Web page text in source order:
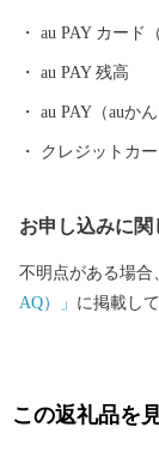
口駅を出発駅と
長約95kmにわた
ます。 市街地を
路線を走る車両は
au PAY カード
au PAY 残高
au PAY（auか
クレジットカ
お申し込みに関
不明点がある場合
AQ）」 に掲載し
この返礼品を